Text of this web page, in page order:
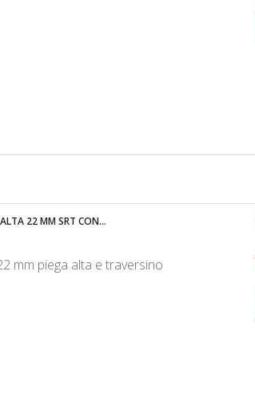
22 MM SRT CON...
mm piega alta e traversino